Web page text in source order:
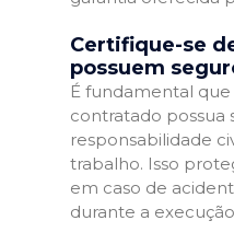
Certifique-se
possuem
É fundamental
contratado possua
responsabilidade
trabalho. Isso
em caso de
durante a